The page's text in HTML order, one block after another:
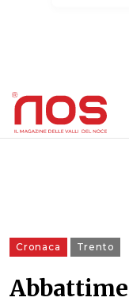
Cronaca Trento